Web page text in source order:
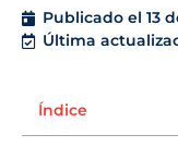
Publicado el 13
Última
Índice